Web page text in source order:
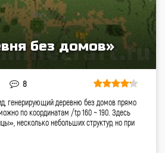
без домов»
8
генерирующий деревню без домов прямо
по координатам /tp 160 ~ 190. Здесь
несколько небольших структур, но при